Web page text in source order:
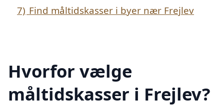
7) Find måltidskasser i byer nær Frejlev
Hvorfor vælge
måltidskasser i Frejlev?